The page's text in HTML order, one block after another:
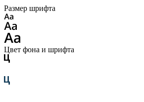
Размер шрифта
Цвет фона и шрифта